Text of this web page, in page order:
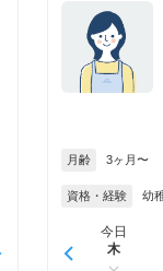
月齢 3ヶ月〜
資格・経験 幼
今日
木